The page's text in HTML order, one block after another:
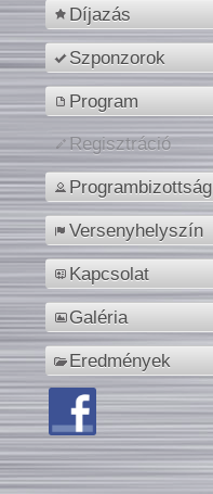
Díjazás
Szponzorok
Program
Regisztráció
Programbizottság
Versenyhelyszín
Kapcsolat
Galéria
Eredmények